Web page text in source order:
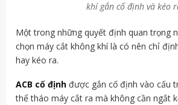
khí gắn cố định và kéo
Một trong những quyết định quan trọng
chọn máy cắt không khí là có nên chỉ
hay kéo ra.
ACB cố định được gắn cố định vào cấu
thể tháo máy cắt ra mà không cần ngắt